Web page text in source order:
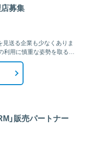
店募集
見送る企業も少なくありま
利用に慎重な姿勢を取るケ
」販売パートナー